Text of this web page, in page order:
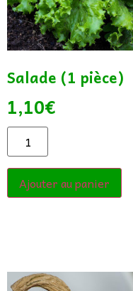
Salade (1 pièce)
1,10€
Ajouter au panier